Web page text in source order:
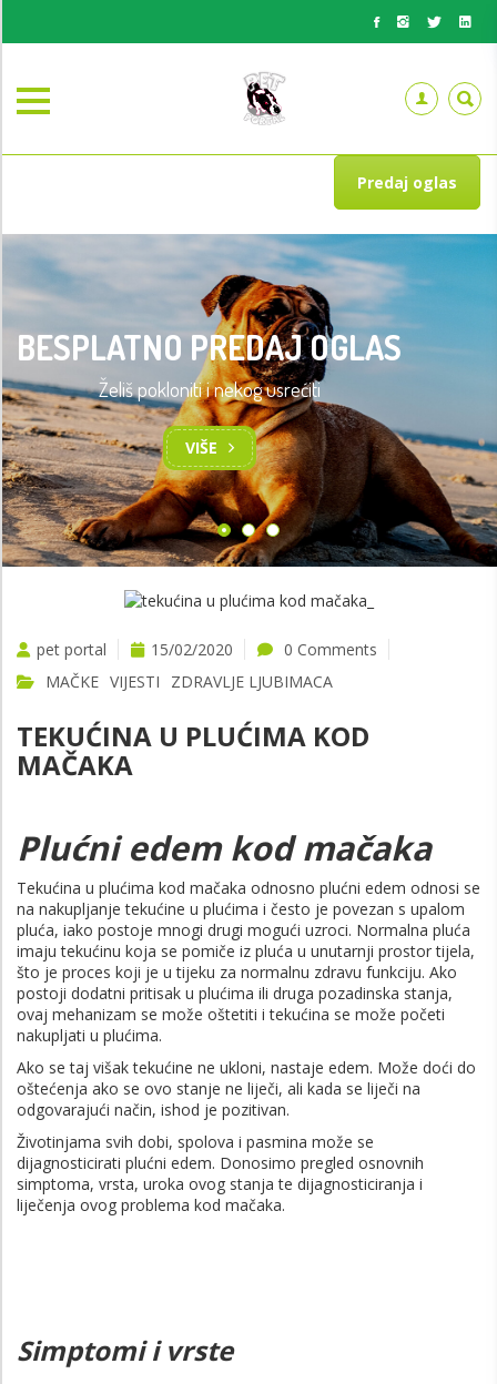
Predaj oglas
BESPLATNO PREDAJ OGLAS
Želiš pokloniti i nekog usrećiti
VIŠE
pet portal 15/02/2020
0 Comments
MAČKE VIJESTI ZDRAVLJE LJUBIMACA
TEKUĆINA U PLUĆIMA KOD
MAČAKA
Plućni edem kod mačaka
Tekućina u plućima kod mačaka odnosno plućni edem odnosi se
na nakupljanje tekućine u plućima i često je povezan s upalom
pluća, iako postoje mnogi drugi mogući uzroci. Normalna pluća
imaju tekućinu koja se pomiče iz pluća u unutarnji prostor tijela,
što je proces koji je u tijeku za normalnu zdravu funkciju. Ako
postoji dodatni pritisak u plućima ili druga pozadinska stanja,
ovaj mehanizam se može oštetiti i tekućina se može početi
nakupljati u plućima.
Ako se taj višak tekućine ne ukloni, nastaje edem. Može doći do
oštećenja ako se ovo stanje ne liječi, ali kada se liječi na
odgovarajući način, ishod je pozitivan.
Životinjama svih dobi, spolova i pasmina može se
dijagnosticirati plućni edem. Donosimo pregled osnovnih
simptoma, vrsta, uroka ovog stanja te dijagnosticiranja i
liječenja ovog problema kod mačaka.
Simptomi i vrste